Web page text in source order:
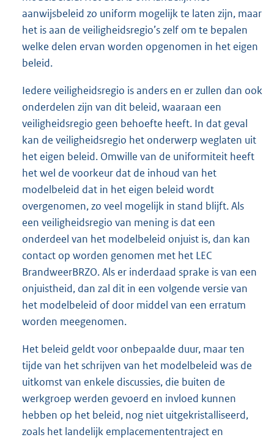
aanwijsbeleid zo uniform mogelijk te laten zijn, maar
het is aan de veiligheidsregio’s zelf om te bepalen
welke delen ervan worden opgenomen in het eigen
beleid.
Iedere veiligheidsregio is anders en er zullen dan ook
onderdelen zijn van dit beleid, waaraan een
veiligheidsregio geen behoefte heeft. In dat geval
kan de veiligheidsregio het onderwerp weglaten uit
het eigen beleid. Omwille van de uniformiteit heeft
het wel de voorkeur dat de inhoud van het
modelbeleid dat in het eigen beleid wordt
overgenomen, zo veel mogelijk in stand blijft. Als
een veiligheidsregio van mening is dat een
onderdeel van het modelbeleid onjuist is, dan kan
contact op worden genomen met het LEC
BrandweerBRZO. Als er inderdaad sprake is van een
onjuistheid, dan zal dit in een volgende versie van
het modelbeleid of door middel van een erratum
worden meegenomen.
Het beleid geldt voor onbepaalde duur, maar ten
tijde van het schrijven van het modelbeleid was de
uitkomst van enkele discussies, die buiten de
werkgroep werden gevoerd en invloed kunnen
hebben op het beleid, nog niet uitgekristalliseerd,
zoals het landelijk emplacemententraject en